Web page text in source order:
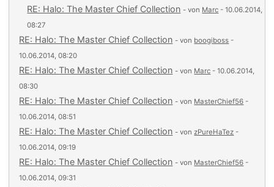
RE: Halo: The Master Chief Collection - von Marc - 10.06.2014,
08:27
RE: Halo: The Master Chief Collection - von boogiboss -
10.06.2014, 08:20
RE: Halo: The Master Chief Collection - von Marc - 10.06.2014,
08:30
RE: Halo: The Master Chief Collection - von MasterChief56 -
10.06.2014, 08:51
RE: Halo: The Master Chief Collection - vonzPureHaTez -
10.06.2014, 09:19
RE: Halo: The Master Chief Collection - von MasterChief56 -
10.06.2014, 09:31